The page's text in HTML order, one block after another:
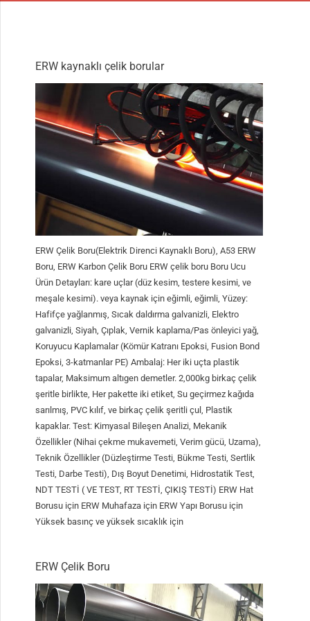
ERW kaynaklı çelik borular
ERW Çelik Boru(Elektrik Direnci Kaynaklı Boru), A53 ERW
Boru, ERW Karbon Çelik Boru ERW çelik boru Boru Ucu
Ürün Detayları: kare uçlar (düz kesim, testere kesimi, ve
meşale kesimi). veya kaynak için eğimli, eğimli, Yüzey:
Hafifçe yağlanmış, Sıcak daldırma galvanizli, Elektro
galvanizli, Siyah, Çıplak, Vernik kaplama/Pas önleyici yağ,
Koruyucu Kaplamalar (Kömür Katranı Epoksi, Fusion Bond
Epoksi, 3-katmanlar PE) Ambalaj: Her iki uçta plastik
tapalar, Maksimum altıgen demetler. 2,000kg birkaç çelik
şeritle birlikte, Her pakette iki etiket, Su geçirmez kağıda
sarılmış, PVC kılıf, ve birkaç çelik şeritli çul, Plastik
kapaklar. Test: Kimyasal Bileşen Analizi, Mekanik
Özellikler (Nihai çekme mukavemeti, Verim gücü, Uzama),
Teknik Özellikler (Düzleştirme Testi, Bükme Testi, Sertlik
Testi, Darbe Testi), Dış Boyut Denetimi, Hidrostatik Test,
NDT TESTİ ( VE TEST, RT TESTİ, ÇIKIŞ TESTİ) ERW Hat
Borusu için ERW Muhafaza için ERW Yapı Borusu için
Yüksek basınç ve yüksek sıcaklık için
ERW Çelik Boru